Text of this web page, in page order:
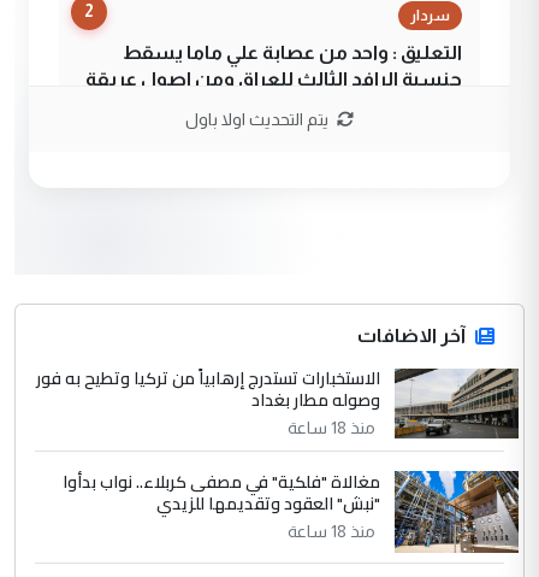
2 سردار
التعليق : واحد من عصابة علي ماما يسقط
جنسية الرافد الثالث للعراق ومن اصول عريقة
جنسية الرافد الثالث للعراق ومن اصول عريقة
ابا فرات ...
الموضوع :
الجواهري يرد على صدام حسين سل
مضجعيك يابن الزنا (نص كامل)
حيدر عاشور
التعليق : تحياتي لك استاذ حامدتركان. كلام
دقيق ومسؤول؛ فالاستثمار الحقيقي للإنسان
وثروات البلد يعتمد على الكفاءة ...
يتم التحديث اولا باول
آخر الاضافات
الاستخبارات تستدرج إرهابياً من تركيا وتطيح به فور
وصوله مطار بغداد
منذ 18 ساعة
مغالاة "فلكية" في مصفى كربلاء.. نواب بدأوا
"نبش" العقود وتقديمها للزيدي
منذ 18 ساعة